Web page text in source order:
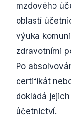
mzdového
oblastí
výuka
zdravotními
Po
certifikát
dokládá
účetnictví.